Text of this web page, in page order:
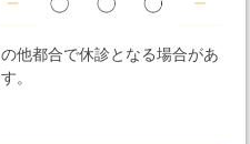
都合で休診となる場合があ
。